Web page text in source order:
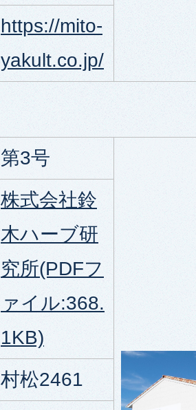
https://mito-
yakult.co.jp/
第3号
株式会社鈴
木ハーブ研
究所(PDFフ
ァイル:368.
1KB)
村松2461